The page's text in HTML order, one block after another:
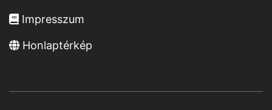
Impresszum
Honlaptérkép